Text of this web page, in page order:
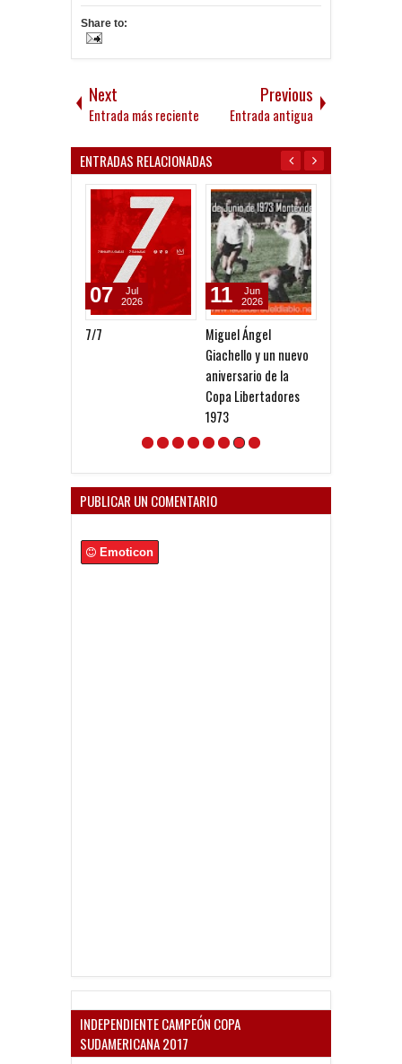
Share to:
Next
Entrada más reciente
Previous
Entrada antigua
ENTRADAS RELACIONADAS
7/7
07
Jul
2026
Miguel Ángel
Giachello y un nuevo
aniversario de la
Copa Libertadores
1973
11
Jun
2026
PUBLICAR UN COMENTARIO
Emoticon
INDEPENDIENTE CAMPEÓN COPA
SUDAMERICANA 2017